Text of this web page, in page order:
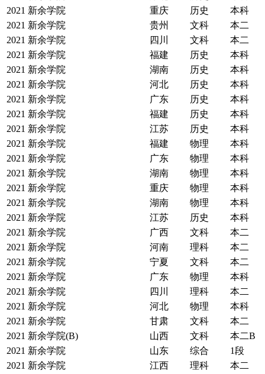
2021 新余学院 重庆 历史
本科
2021 新余学院 贵州 文科
本二
2021 新余学院 四川 文科
本二
2021 新余学院 福建 历史
本科
2021 新余学院 湖南 历史
本科
2021 新余学院 河北 历史
本科
2021 新余学院 广东 历史
本科
2021 新余学院 福建 历史
本科
2021 新余学院 江苏 历史
本科
2021 新余学院 福建 物理
本科
2021 新余学院 广东 物理
本科
2021 新余学院 湖南 物理
本科
2021 新余学院 重庆 物理
本科
2021 新余学院 湖南 物理
本科
2021 新余学院 江苏 历史
本科
2021 新余学院 广西 文科
本二
2021 新余学院 河南 理科
本二
2021 新余学院 宁夏 文科
本二
2021 新余学院 广东 物理
本科
2021 新余学院 四川 理科
本二
2021 新余学院 河北 物理
本科
2021 新余学院 甘肃 文科
本二
2021 新余学院(B) 山西 文科
本二B
2021 新余学院 山东 综合
1段
2021 新余学院 江西 理科
本二